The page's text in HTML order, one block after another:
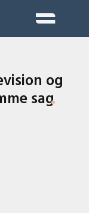
og
sag